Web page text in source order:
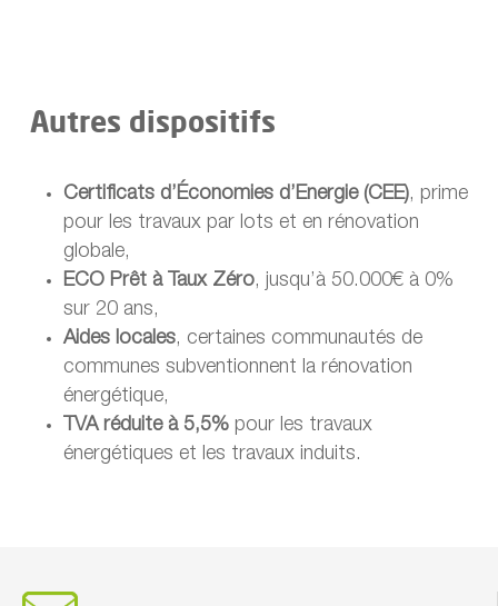
Autres dispositifs
Certificats d’Économies d’Energie (CEE), prime
pour les travaux par lots et en rénovation
globale,
ECO Prêt à Taux Zéro, jusqu’à 50.000€ à 0%
sur 20 ans,
Aides locales, certaines communautés de
communes subventionnent la rénovation
énergétique,
TVA réduite à 5,5%pour les travaux
énergétiques et les travaux induits.